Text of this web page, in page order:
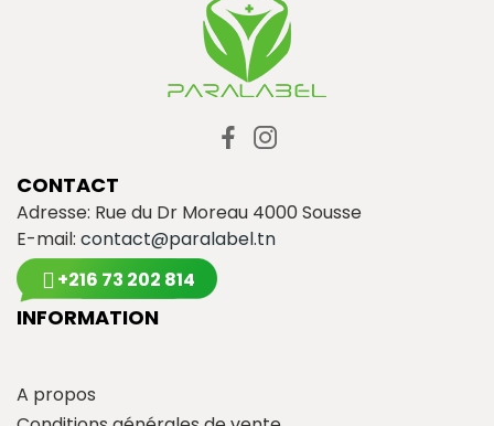
CONTACT
Adresse: Rue du Dr Moreau 4000 Sousse
E-mail: contact@paralabel.tn
+216 73 202 814
INFORMATION
A propos